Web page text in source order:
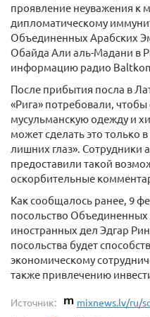
проявление неуважения к
дипломатическому
Объединенных Арабских
Обайда Али аль-Мадани в
информацию радио
После прибытия посла в
«Рига» потребовали,
мусульманскую одежду и
может сделать это только
лишних глаз». Сотрудники
предоставили такой
оскорбительные
Как сообщалось ранее, 9
посольство
иностранных дел Эдгар
посольства будет
экономическому
также привлечению
Источник: mixnews.lv/ru/